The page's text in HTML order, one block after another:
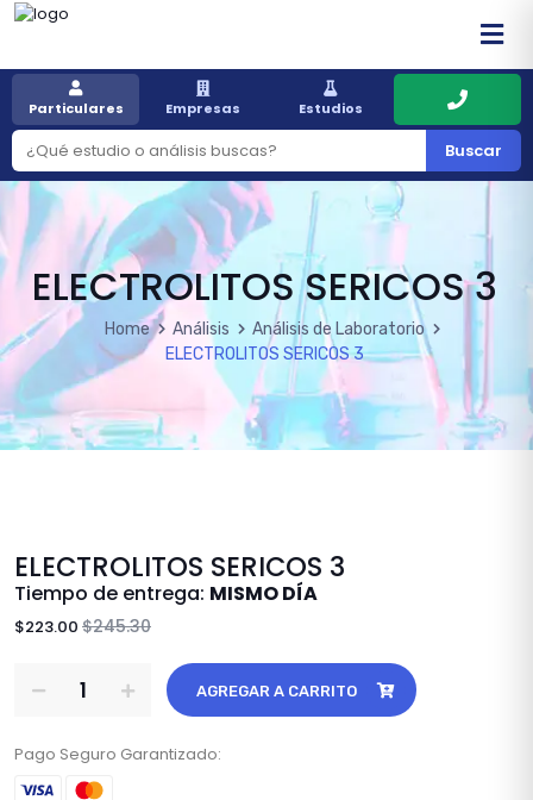
Particulares Empresas Estudios
Buscar
ELECTROLITOS SERICOS 3
Home Análisis
Análisis de Laboratorio
ELECTROLITOS SERICOS 3
ELECTROLITOS SERICOS 3
Tiempo de entrega: MISMO DÍA
$223.00 $245.30
AGREGAR A CARRITO
Pago Seguro Garantizado: